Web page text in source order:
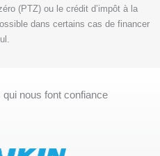
(PTZ) ou le crédit d’impôt à la
dans certains cas de financer
nous font confiance